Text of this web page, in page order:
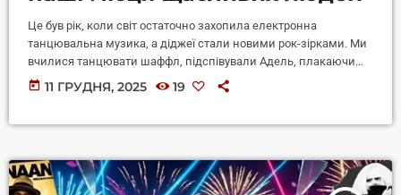
Це був рік, коли світ остаточно захопила електронна
танцювальна музика, а діджеї стали новими рок-зірками. Ми
вчилися танцювати шаффл, підспівували Адель, плакаючи
про колишніх, і вперше почули, як звучить «сурокантри» із
Закарпаття. 2011-й став роком гучних колаборацій та
today 11 ГРУДНЯ, 2025 19